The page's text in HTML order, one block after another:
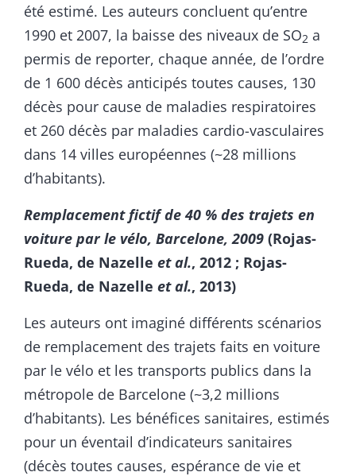
été estimé. Les auteurs concluent qu’entre
1990 et 2007, la baisse des niveaux de SO2 a
permis de reporter, chaque année, de l’ordre
de 1 600 décès anticipés toutes causes, 130
décès pour cause de maladies respiratoires
et 260 décès par maladies cardio-vasculaires
dans 14 villes européennes (~28 millions
d’habitants).
Remplacement fictif de 40 % des trajets en
voiture par le vélo, Barcelone, 2009 (Rojas-
Rueda, de Nazelle et al., 2012 ; Rojas-
Rueda, de Nazelle et al., 2013)
Les auteurs ont imaginé différents scénarios
de remplacement des trajets faits en voiture
par le vélo et les transports publics dans la
métropole de Barcelone (~3,2 millions
d’habitants). Les bénéfices sanitaires, estimés
pour un éventail d’indicateurs sanitaires
(décès toutes causes, espérance de vie et